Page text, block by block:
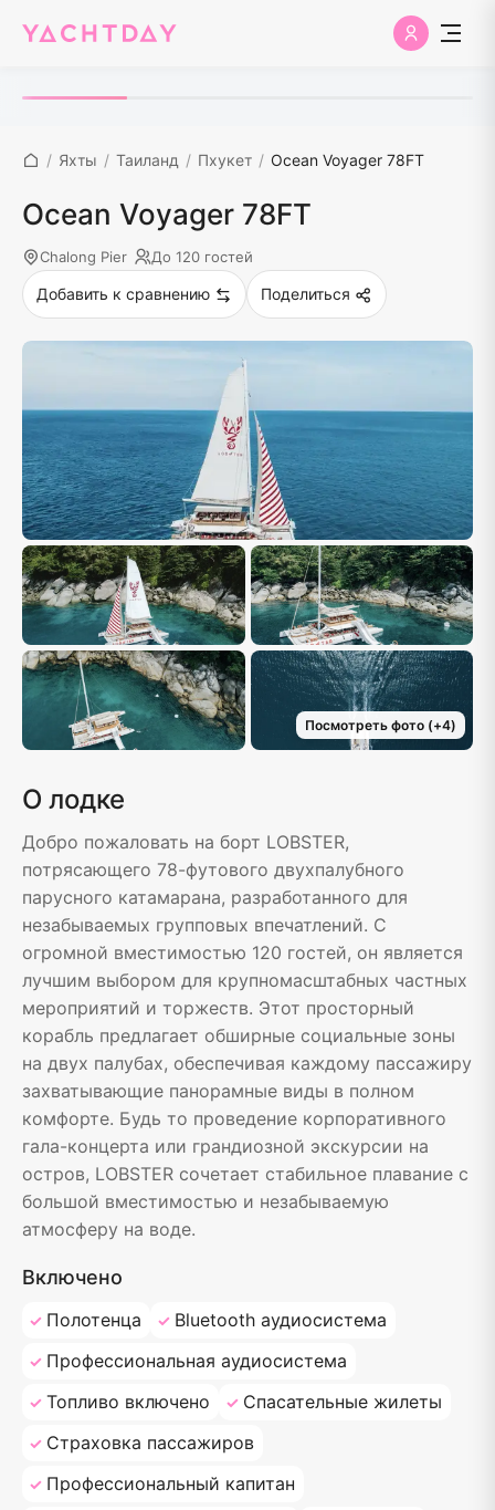
/ Яхты / Таиланд / Пхукет / Ocean Voyager 78FT
Ocean Voyager 78FT
Chalong Pier До 120 гостей
Добавить к сравнению Поделиться
Посмотреть фото(+4)
О лодке
Добро пожаловать на борт LOBSTER,
потрясающего 78-футового двухпалубного
парусного катамарана, разработанного для
незабываемых групповых впечатлений. С
огромной вместимостью 120 гостей, он является
лучшим выбором для крупномасштабных частных
мероприятий и торжеств. Этот просторный
корабль предлагает обширные социальные зоны
на двух палубах, обеспечивая каждому пассажиру
захватывающие панорамные виды в полном
комфорте. Будь то проведение корпоративного
гала-концерта или грандиозной экскурсии на
остров, LOBSTER сочетает стабильное плавание с
большой вместимостью и незабываемую
атмосферу на воде.
Включено
Полотенца
Bluetooth аудиосистема
Профессиональная аудиосистема
Топливо включено
Спасательные жилеты
Страховка пассажиров
Профессиональный капитан